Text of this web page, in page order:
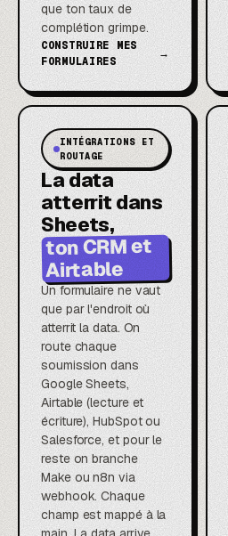
que ton taux de
complétion grimpe.
CONSTRUIRE MES
FORMULAIRES
→
INTÉGRATIONS ET
ROUTAGE
La data
atterrit dans
Sheets,
ton CRM et
Airtable
Un formulaire ne vaut
que par l'endroit où
atterrit la data. On
route chaque
soumission dans
Google Sheets,
Airtable (lecture et
écriture), HubSpot ou
Salesforce, et pour le
reste on branche
Make ou n8n via
webhook. Chaque
champ est mappé à la